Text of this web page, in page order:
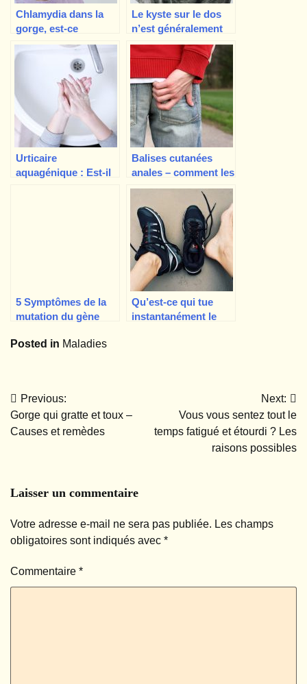
Chlamydia dans la
gorge, est-ce
possible ? Que faut-il
savoir d’autre ?
Le kyste sur le dos
n’est généralement
pas dangereux, il
s’agit d’un kyste
épidermoïde de la
peau.
Urticaire
aquagénique : Est-il
Balises cutanées
anales – comment les
reconnaître et les
5 Symptômes de la
mutation du gène
la gérer
Qu’est-ce qui tue
instantanément le
Posted in Maladies
Navigation
de
Previous:
Gorge qui gratte et toux –
Causes et remèdes
Next:
Vous vous sentez tout le
temps fatigué et étourdi ? Les
raisons possibles
Laisser un commentaire
Votre adresse e-mail ne sera pas publiée. Les champs
obligatoires sont indiqués avec *
Commentaire *